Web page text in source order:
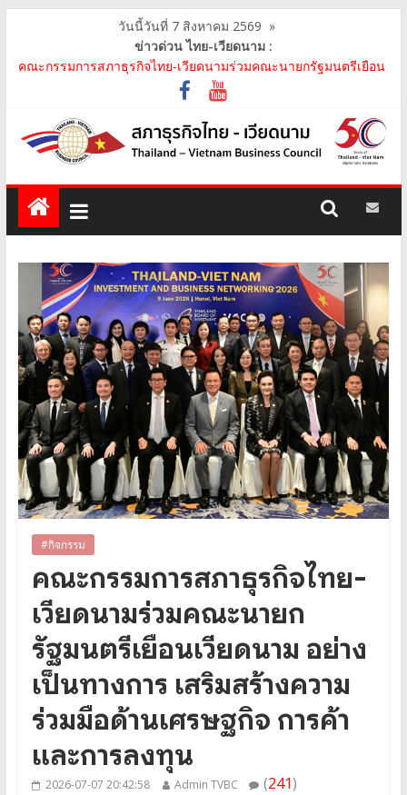
วันนี้วันที่ 7 สิงหาคม 2569 »
ข่าวด่วน ไทย-เวียดนาม :
สภาธุรกิจไทย-เวียดนาม เข้าร่วมงานสัมมนา "Investment and
Trade Promotion of Thanh Hoa Province for Th..
คณะกรรมการสภาธุรกิจไทย-เวียดนามร่วมคณะนายกรัฐมนตรีเยือน
เวียดนาม อย่างเป็นทางการ เสริมสร้างความร่วมมื..
คณะกรรมการสภาธุรกิจไทย-เวียดนาม เข้าร่วมประชุมหารือคณะรัฐ
เวียดนาม The Central Steering Committee on ..
คณะกรรมการสภาธุรกิจไทย-เวียดนาม ประชุมหารือร่วมกับคณะผู้
แทนภาครัฐเวียดนาม จากคณะกรรมการประชาชน กรุงฮ..
คณะกรรมการสภาธุรกิจไทย-เวียดนาม เข้าร่วมงานวันคล้ายวัน
สถาปนา บริษัท ห้องปฏิบัติการกลาง (ประเทศไทย) จ..
#กิจกรรม
คณะกรรมการสภาธุรกิจไทย-
เวียดนามร่วมคณะนายก
รัฐมนตรีเยือนเวียดนาม อย่าง
เป็นทางการ เสริมสร้างความ
ร่วมมือด้านเศรษฐกิจ การค้า
และการลงทุน
2026-07-07 20:42:58 Admin TVBC (241)